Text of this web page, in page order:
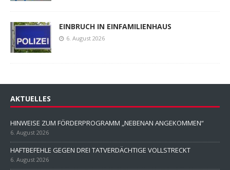
EINBRUCH IN EINFAMILIENHAUS
6. August 2026
AKTUELLES
HINWEISE ZUM FÖRDERPROGRAMM „NEBENAN ANGEKOMMEN“
6. August 2026
HAFTBEFEHLE GEGEN DREI TATVERDÄCHTIGE VOLLSTRECKT
6. August 2026